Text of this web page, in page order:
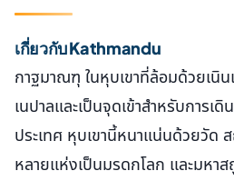
เกี่ยวกับ Kathmandu
กาฐมาณฑุ ในหุบเขาที่ล้อมด้วยเนิน
เนปาลและเป็นจุดเข้าสำหรับการเ
ประเทศ หุบเขานี้หนาแน่นด้วยวัด
หลายแห่งเป็นมรดกโลก และมหา